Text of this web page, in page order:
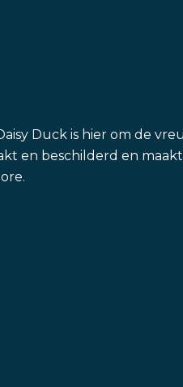
Duck is hier om de
en beschilderd en